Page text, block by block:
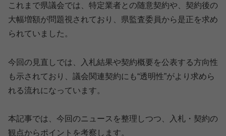
これまで県議会では、特定業者との随意契約や、契約後の
大幅増額が問題視されており、県監査委員から是正を求め
られていました。
今回の見直しでは、入札結果や契約概要を公表する方向性
も示されており、議会関連契約にも“透明性”がより求めら
れる流れになっています。
本記事では、今回のニュースを整理しつつ、入札・契約の
観点からポイントを考察します。